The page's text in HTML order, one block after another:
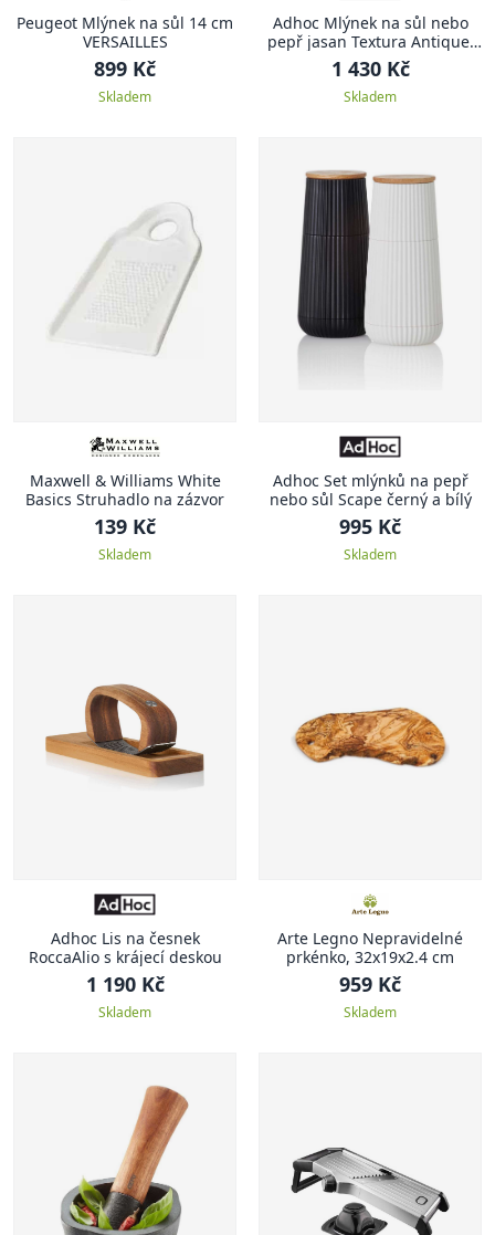
Peugeot Mlýnek na sůl 14 cm
VERSAILLES
899 Kč
Skladem
Adhoc Mlýnek na sůl nebo
pepř jasan Textura Antique,
hnědý a bílý 13 cm
1 430 Kč
Skladem
Maxwell & Williams White
Basics Struhadlo na zázvor
139 Kč
Skladem
Adhoc Set mlýnků na pepř
nebo sůl Scape černý a bílý
995 Kč
Skladem
Adhoc Lis na česnek
RoccaAlio s krájecí deskou
1 190 Kč
Skladem
Arte Legno Nepravidelné
prkénko, 32x19x2.4 cm
959 Kč
Skladem